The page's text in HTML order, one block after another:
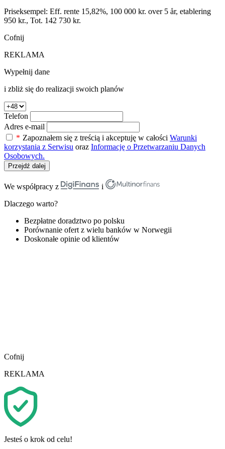
Priseksempel: Eff. rente 15,82%, 100 000 kr. over 5 år, etablering
950 kr., Tot. 142 730 kr.
Cofnij
REKLAMA
Wypełnij dane
i zbliż się do realizacji swoich planów
Telefon
Adres e-mail
* Zapoznałem się z treścią i akceptuję w całości Warunki
korzystania z Serwisu oraz Informację o Przetwarzaniu Danych
Osobowych.
Przejdź dalej
We współpracy z
i
Dlaczego warto?
Bezpłatne doradztwo po polsku
Porównanie ofert z wielu banków w Norwegii
Doskonałe opinie od klientów
Cofnij
REKLAMA
Jesteś o krok od celu!